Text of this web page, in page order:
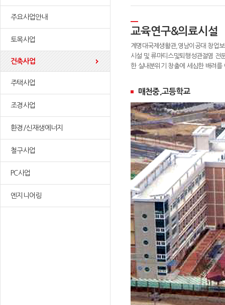
주요사업안내
토목사업
건축사업
주택사업
조경사업
환경/신재생에너지
철구사업
PC사업
엔지니어링
교육연구&의료시설
계명대국제생활관,영남이공대 창업
시설 및 류마티스및퇴행성관절염 전
한 실내분위기 창출에 세심한 배려를
매천중,고등학교